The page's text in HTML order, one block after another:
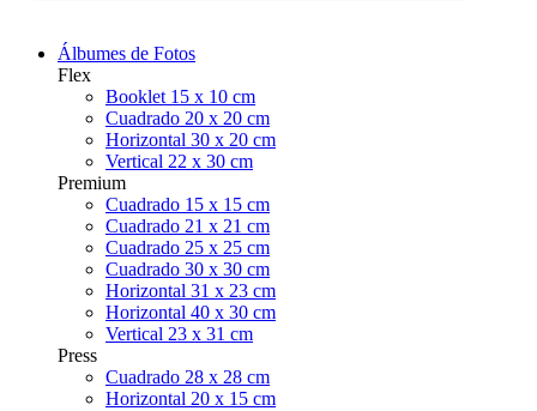
Álbumes de Fotos
Flex
Booklet 15 x 10 cm
Cuadrado 20 x 20 cm
Horizontal 30 x 20 cm
Vertical 22 x 30 cm
Premium
Cuadrado 15 x 15 cm
Cuadrado 21 x 21 cm
Cuadrado 25 x 25 cm
Cuadrado 30 x 30 cm
Horizontal 31 x 23 cm
Horizontal 40 x 30 cm
Vertical 23 x 31 cm
Press
Cuadrado 28 x 28 cm
Horizontal 20 x 15 cm